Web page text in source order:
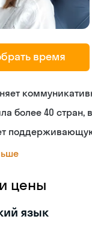
время
более 40
цены
язык